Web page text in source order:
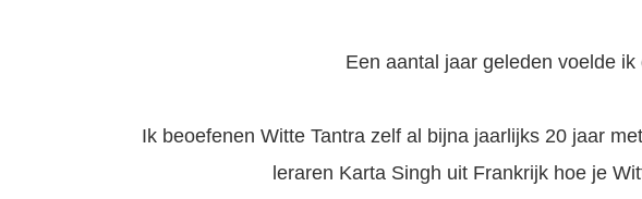
Een aantal jaar geleden voelde
Ik beoefenen Witte Tantra zelf al bijna jaarlijks 20 jaar
leraren Karta Singh uit Frankrijk hoe je